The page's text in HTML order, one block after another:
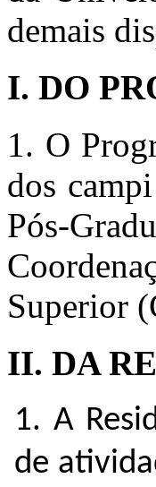
demais
I. DO
1. O
dos
Pós-
Superior
II. DA
1. A
de